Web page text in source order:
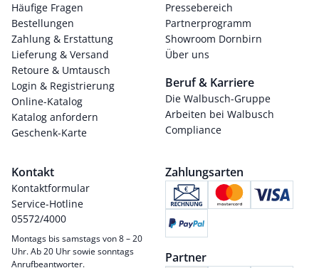
Häufige Fragen
Bestellungen
Zahlung & Erstattung
Lieferung & Versand
Retoure & Umtausch
Login & Registrierung
Online-Katalog
Katalog anfordern
Geschenk-Karte
Pressebereich
Partnerprogramm
Showroom Dornbirn
Über uns
Beruf & Karriere
Die Walbusch-Gruppe
Arbeiten bei Walbusch
Compliance
Kontakt
Kontaktformular
Service-Hotline
05572/4000
Montags bis samstags von 8 – 20
Uhr. Ab 20 Uhr sowie sonntags
Anrufbeantworter.
Zahlungsarten
Partner